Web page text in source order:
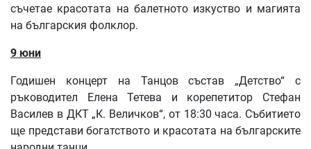
съчетае красотата на балетното изкуство и магията
на българския фолклор.
9 юни
Годишен концерт на Танцов състав „Детство“ с
ръководител Елена Тетева и корепетитор Стефан
Василев в ДКТ „К. Величков“, от 18:30 часа. Събитието
ще представи богатството и красотата на българските